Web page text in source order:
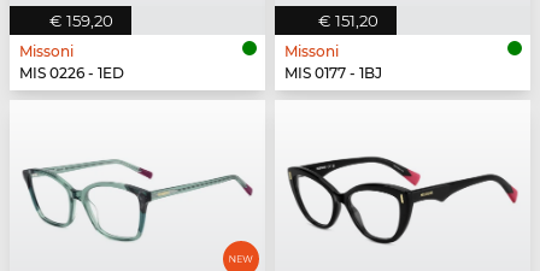
€ 159,20
Missoni
MIS 0226 - 1ED
€ 151,20
Missoni
MIS 0177 - 1BJ